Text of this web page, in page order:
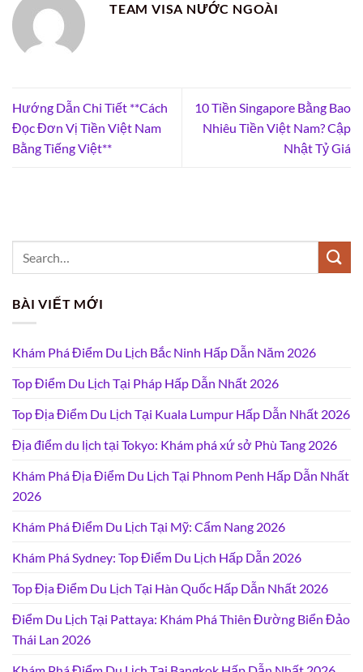
TEAM VISA NƯỚC NGOÀI
Hướng Dẫn Chi Tiết **Cách
Đọc Đơn Vị Tiền Việt Nam
Bằng Tiếng Việt**
10 Tiền Singapore Bằng Bao
Nhiêu Tiền Việt Nam? Cập
Nhật Tỷ Giá
BÀI VIẾT MỚI
Khám Phá Điểm Du Lịch Bắc Ninh Hấp Dẫn Năm 2026
Top Điểm Du Lịch Tại Pháp Hấp Dẫn Nhất 2026
Top Địa Điểm Du Lịch Tại Kuala Lumpur Hấp Dẫn Nhất 2026
Địa điểm du lịch tại Tokyo: Khám phá xứ sở Phù Tang 2026
Khám Phá Địa Điểm Du Lịch Tại Phnom Penh Hấp Dẫn Nhất
2026
Khám Phá Điểm Du Lịch Tại Mỹ: Cẩm Nang 2026
Khám Phá Sydney: Top Điểm Du Lịch Hấp Dẫn 2026
Top Địa Điểm Du Lịch Tại Hàn Quốc Hấp Dẫn Nhất 2026
Điểm Du Lịch Tại Pattaya: Khám Phá Thiên Đường Biển Đảo
Thái Lan 2026